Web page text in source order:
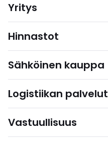
Yritys
Hinnastot
Sähköinen kauppa
Logistiikan palvelut
Vastuullisuus